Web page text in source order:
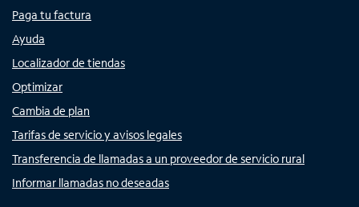
Paga tu factura
Ayuda
Localizador de tiendas
Optimizar
Cambia de plan
Tarifas de servicio y avisos legales
Transferencia de llamadas a un proveedor de servicio rural
Informar llamadas no deseadas